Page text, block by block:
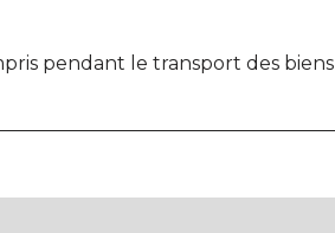
pendant le transport des biens